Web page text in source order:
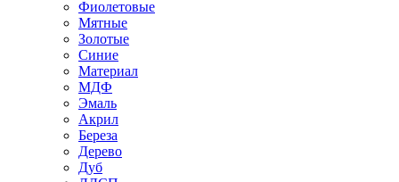
Фиолетовые
Мятные
Золотые
Синие
Материал
МДФ
Эмаль
Акрил
Береза
Дерево
Дуб